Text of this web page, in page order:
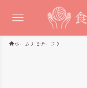
ホーム モチーフ